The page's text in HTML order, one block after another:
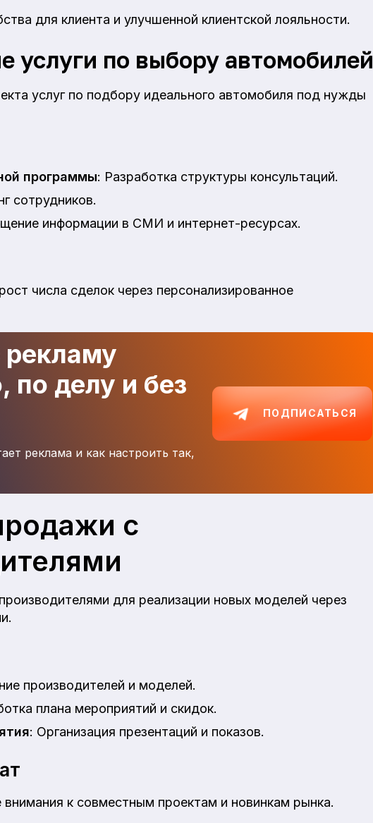
для клиента и улучшенной клиентской лояльности.
услуги по выбору автомобилей
услуг по подбору идеального автомобиля под нужды
программы: Разработка структуры консультаций.
сотрудников.
информации в СМИ и интернет-ресурсах.
числа сделок через персонализированное
рекламу
по делу и без
реклама и как настроить так,
ПОДПИСАТЬСЯ
с
для реализации новых моделей через
производителей и моделей.
плана мероприятий и скидок.
: Организация презентаций и показов.
к совместным проектам и новинкам рынка.